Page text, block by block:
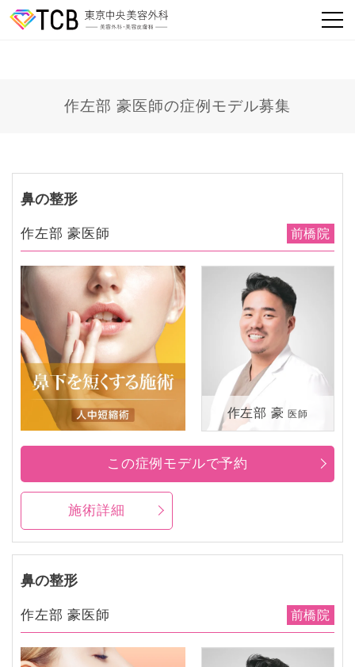
作左部 豪医師の症例モデル募集
鼻の整形
作左部 豪医師 前橋院
作左部 豪 医師
施術詳細
この症例モデルで予約
鼻の整形
作左部 豪医師 前橋院